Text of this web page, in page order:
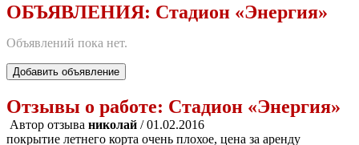
ОБЪЯВЛЕНИЯ: Стадион «Энергия»
Объявлений пока нет.
Добавить объявление
Отзывы о работе: Стадион «Энергия»
Автор отзыва николай / 01.02.2016
покрытие летнего корта очень плохое, цена за аренду